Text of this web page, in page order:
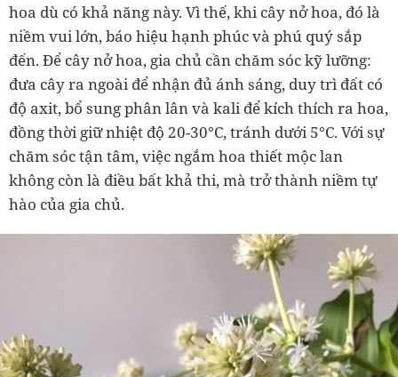
hoa dù có khả năng này. Vì thế, khi cây nở hoa, đó là
niềm vui lớn, báo hiệu hạnh phúc và phú quý sắp
đến. Để cây nở hoa, gia chủ cần chăm sóc kỹ lưỡng:
đưa cây ra ngoài để nhận đủ ánh sáng, duy trì đất có
độ axit, bổ sung phân lân và kali để kích thích ra hoa,
đồng thời giữ nhiệt độ 20-30°C, tránh dưới 5°C. Với sự
chăm sóc tận tâm, việc ngắm hoa thiết mộc lan
không còn là điều bất khả thi, mà trở thành niềm tự
hào của gia chủ.